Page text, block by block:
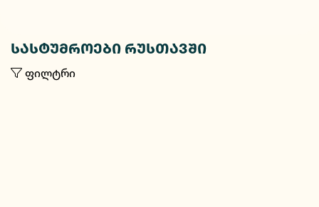
სასტუმროები რუსთავში
ფილტრი